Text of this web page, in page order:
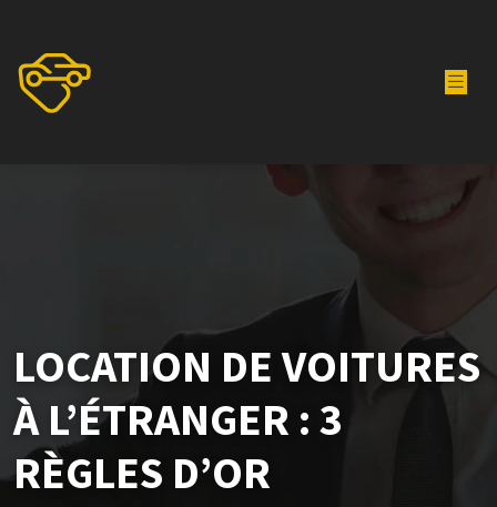
LOCATION DE VOITURES
À L’ÉTRANGER : 3
RÈGLES D’OR